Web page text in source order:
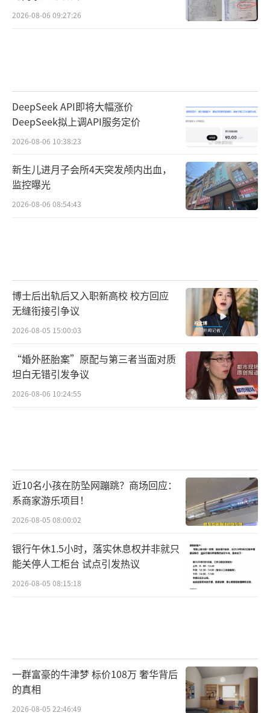
持天气预报与防灾减灾。
生态学：探索生物与环境关系，推动生态
修复与保护政策制定。
0
3
医学类
口腔医学：专攻口腔疾病防治与美容修
复，就业竞争小、收入高。
药学：研发药物与质量控制，服务于制药
企业与医疗机构。
护理学：掌握临床护理技能，适应老龄化
公共卫生与预防医学：研究疾病防控与健
康管理，提升公共卫生体系效能。
诊断，技术岗需求稳定。
眼视光医学：
专攻视力矫正与眼病治疗，
0
2026-08-06 09:27:26
DeepSeek API即将大幅涨价
DeepSeek拟上调API服务定价
2026-08-06 10:38:23
新生儿进月子会所4天突发颅内出血，
监控曝光
2026-08-06 08:54:43
博士后出轨后又入职新高校 校方回应
无缝衔接引争议
2026-08-05 15:00:03
“婚外胚胎案”原配与第三者当面对质
坦白无错引发争议
2026-08-06 10:24:55
近10名小孩在防坠网蹦跳？商场回应：
系商家游乐项目！
2026-08-05 08:00:02
银行午休1.5小时，落实休息权并非就只
能关停人工柜台 试点引发热议
2026-08-05 08:15:18
一群富豪的牛津梦 标价108万 奢华背后
的真相
2026-08-05 22:46:49